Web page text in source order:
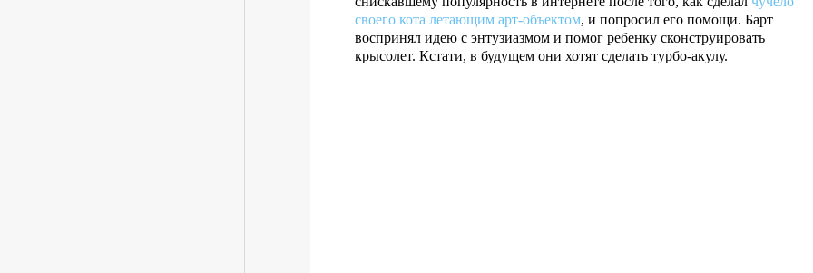
своего кота летающим арт-объектом, и попросил его помощи. Барт
воспринял идею с энтузиазмом и помог ребенку сконструировать
крысолет. Кстати, в будущем они хотят сделать турбо-акулу.